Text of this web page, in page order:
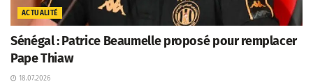
ACTUALITÉ
Sénégal : Patrice Beaumelle proposé pour remplacer
Pape Thiaw
18.07.2026